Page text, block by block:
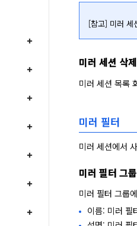
[참고] 미러 세
미러 세션 삭제
미러 세션 목록
미러 필터
미러 세션에서
미러 필터 그
미러 필터 그룹
이름: 미러 필